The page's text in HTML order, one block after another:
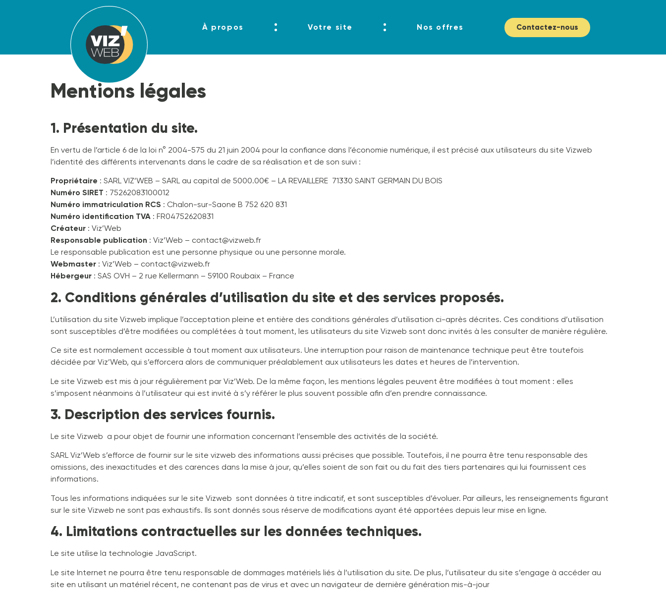
À propos Votre site Nos offres Contactez-nous
Mentions légales
1. Présentation du site.
En vertu de l’article 6 de la loi n° 2004-575 du 21 juin 2004 pour la confiance dans l’économie numérique, il est précisé aux utilisateurs du site Vizweb
l’identité des différents intervenants dans le cadre de sa réalisation et de son suivi :
Propriétaire : SARL VIZ’WEB – SARL au capital de 5000.00€ – LA REVAILLERE 71330 SAINT GERMAIN DU BOIS
Numéro SIRET : 75262083100012
Numéro immatriculation RCS : Chalon-sur-Saone B 752 620 831
Numéro identification TVA : FR04752620831
Créateur : Viz’Web
Responsable publication : Viz’Web – contact@vizweb.fr
Le responsable publication est une personne physique ou une personne morale.
Webmaster : Viz’Web – contact@vizweb.fr
Hébergeur : SAS OVH – 2 rue Kellermann – 59100 Roubaix – France
2. Conditions générales d’utilisation du site et des services proposés.
L’utilisation du site Vizweb implique l’acceptation pleine et entière des conditions générales d’utilisation ci-après décrites. Ces conditions d’utilisation
sont susceptibles d’être modifiées ou complétées à tout moment, les utilisateurs du site Vizweb sont donc invités à les consulter de manière régulière.
Ce site est normalement accessible à tout moment aux utilisateurs. Une interruption pour raison de maintenance technique peut être toutefois
décidée par Viz’Web, qui s’efforcera alors de communiquer préalablement aux utilisateurs les dates et heures de l’intervention.
Le site Vizweb est mis à jour régulièrement par Viz’Web. De la même façon, les mentions légales peuvent être modifiées à tout moment : elles
s’imposent néanmoins à l’utilisateur qui est invité à s’y référer le plus souvent possible afin d’en prendre connaissance.
3. Description des services fournis.
Le site Vizweb a pour objet de fournir une information concernant l’ensemble des activités de la société.
SARL Viz’Web s’efforce de fournir sur le site vizweb des informations aussi précises que possible. Toutefois, il ne pourra être tenu responsable des
omissions, des inexactitudes et des carences dans la mise à jour, qu’elles soient de son fait ou du fait des tiers partenaires qui lui fournissent ces
informations.
Tous les informations indiquées sur le site Vizweb sont données à titre indicatif, et sont susceptibles d’évoluer. Par ailleurs, les renseignements figurant
sur le site Vizweb ne sont pas exhaustifs. Ils sont donnés sous réserve de modifications ayant été apportées depuis leur mise en ligne.
4. Limitations contractuelles sur les données techniques.
Le site utilise la technologie JavaScript.
Le site Internet ne pourra être tenu responsable de dommages matériels liés à l’utilisation du site. De plus, l’utilisateur du site s’engage à accéder au
site en utilisant un matériel récent, ne contenant pas de virus et avec un navigateur de dernière génération mis-à-jour